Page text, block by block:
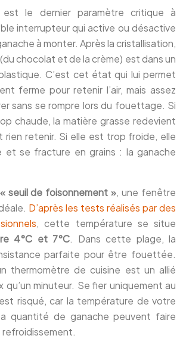
est le dernier paramètre critique à
interrupteur qui active ou désactive
à monter. Après la cristallisation,
chocolat et de la crème) est dans un
C’est cet état qui lui permet
ferme pour retenir l’air, mais assez
sans se rompre lors du fouettage. Si
chaude, la matière grasse redevient
rien retenir. Si elle est trop froide, elle
et se fracture en grains : la ganache
« seuil de foisonnement », une fenêtre
D’après les tests réalisés par des
, cette température se situe
4°C et 7°C. Dans cette plage, la
parfaite pour être fouettée.
thermomètre de cuisine est un allié
qu’un minuteur. Se fier uniquement au
risqué, car la température de votre
quantité de ganache peuvent faire
refroidissement.